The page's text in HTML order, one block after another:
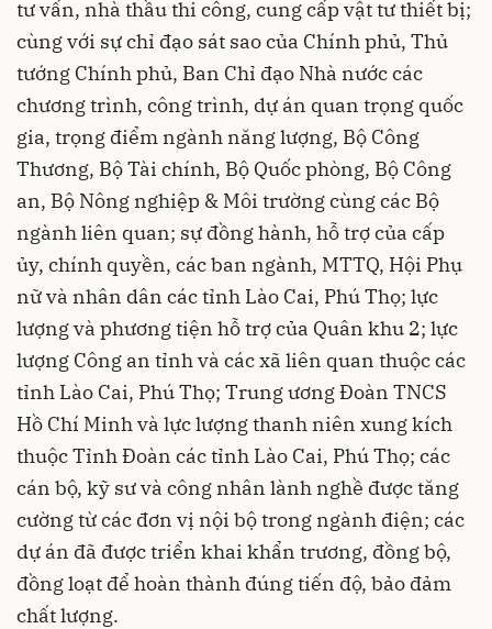
tư vấn, nhà thầu thi công, cung cấp vật tư thiết bị;
cùng với sự chỉ đạo sát sao của Chính phủ, Thủ
tướng Chính phủ, Ban Chỉ đạo Nhà nước các
chương trình, công trình, dự án quan trọng quốc
gia, trọng điểm ngành năng lượng, Bộ Công
Thương, Bộ Tài chính, Bộ Quốc phòng, Bộ Công
an, Bộ Nông nghiệp & Môi trường cùng các Bộ
ngành liên quan; sự đồng hành, hỗ trợ của cấp
ủy, chính quyền, các ban ngành, MTTQ, Hội Phụ
nữ và nhân dân các tỉnh Lào Cai, Phú Thọ; lực
lượng và phương tiện hỗ trợ của Quân khu 2; lực
lượng Công an tỉnh và các xã liên quan thuộc các
tỉnh Lào Cai, Phú Thọ; Trung ương Đoàn TNCS
Hồ Chí Minh và lực lượng thanh niên xung kích
thuộc Tỉnh Đoàn các tỉnh Lào Cai, Phú Thọ; các
cán bộ, kỹ sư và công nhân lành nghề được tăng
cường từ các đơn vị nội bộ trong ngành điện; các
dự án đã được triển khai khẩn trương, đồng bộ,
đồng loạt để hoàn thành đúng tiến độ, bảo đảm
chất lượng.